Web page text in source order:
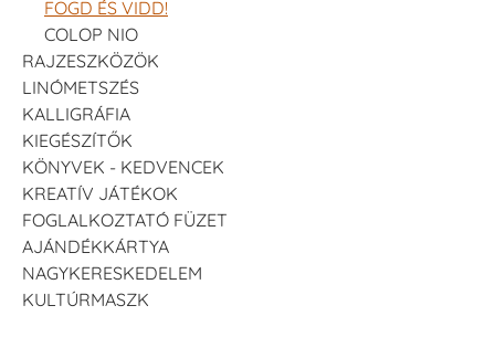
FOGD ÉS VIDD!
COLOP NIO
RAJZESZKÖZÖK
LINÓMETSZÉS
KALLIGRÁFIA
KIEGÉSZÍTŐK
KÖNYVEK - KEDVENCEK
KREATÍV JÁTÉKOK
FOGLALKOZTATÓ FÜZET
AJÁNDÉKKÁRTYA
NAGYKERESKEDELEM
KULTÚRMASZK